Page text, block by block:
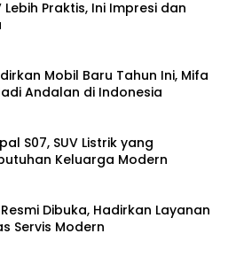
Lebih Praktis, Ini Impresi dan
Mobil Baru Tahun Ini, Mifa
Andalan di Indonesia
S07, SUV Listrik yang
Keluarga Modern
Dibuka, Hadirkan Layanan
Servis Modern